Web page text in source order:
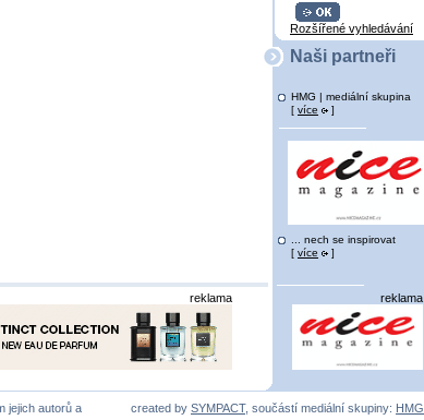
Rozšířené vyhledávání
Naši partneři
HMG | mediální skupina
[ více ]
... nech se inspirovat
[ více ]
reklama reklama
created by SYMPACT, součástí mediální skupiny: HMG
jejich autorů a